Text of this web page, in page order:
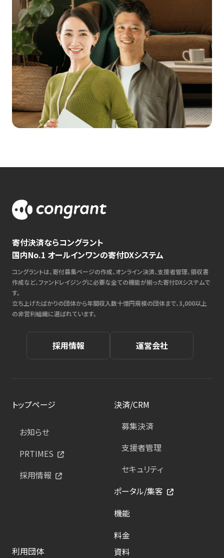
寄付決済ならコングラント
国内No.1 オールインワンの寄付DXシステム
コングラントは、寄付募集ページの作成、オンライン決済、支援者管理、領収書
作成など、ファンドレイジングに必要な全ての機能が揃った寄付DXシステムで
す。
立ち上げたばかりの団体から年間収入数十億円規模の団体まで、3,000以上
の非営利組織に選ばれています。
採用情報 運営会社
トップページ
お知らせ
PRTIMES
採用情報
決済/CRM
募集決済
支援者管理
セキュリティ
ポータル/集客
機能
料金
利用団体
資料